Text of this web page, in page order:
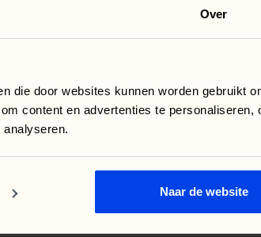
Over
die door websites kunnen worden gebruikt
content en advertenties te personaliseren,
Naar de website
tussen?